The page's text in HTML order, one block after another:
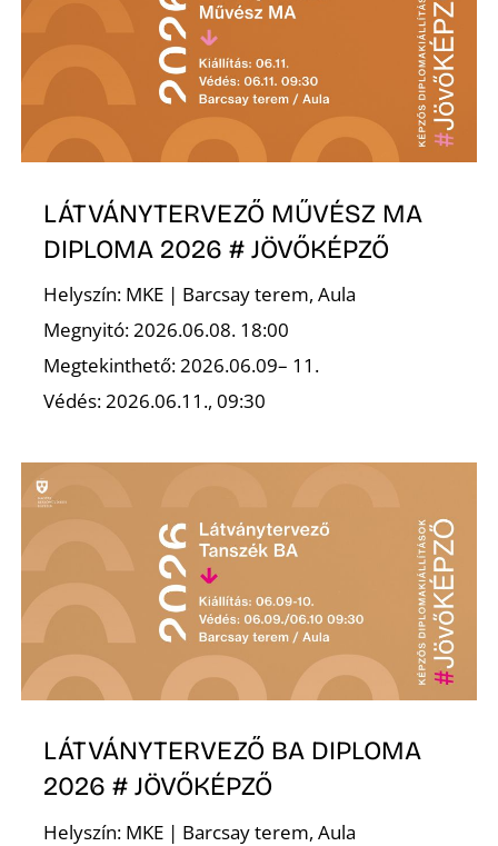
LÁTVÁNYTERVEZŐ MŰVÉSZ MA
DIPLOMA 2026 # JÖVŐKÉPZŐ
Helyszín: MKE | Barcsay terem, Aula
Megnyitó: 2026.06.08. 18:00
Megtekinthető: 2026.06.09– 11.
Védés: 2026.06.11., 09:30
LÁTVÁNYTERVEZŐ BA DIPLOMA
2026 # JÖVŐKÉPZŐ
Helyszín: MKE | Barcsay terem, Aula